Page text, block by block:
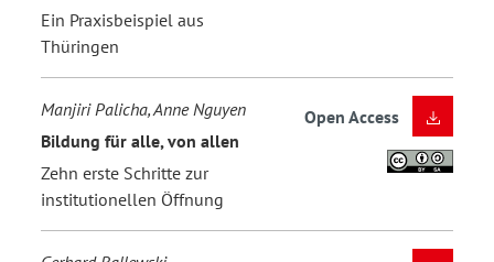
Ein Praxisbeispiel aus
Thüringen
Manjiri Palicha, Anne Nguyen
Bildung für alle, von allen
Zehn erste Schritte zur
institutionellen Öffnung
Open Access